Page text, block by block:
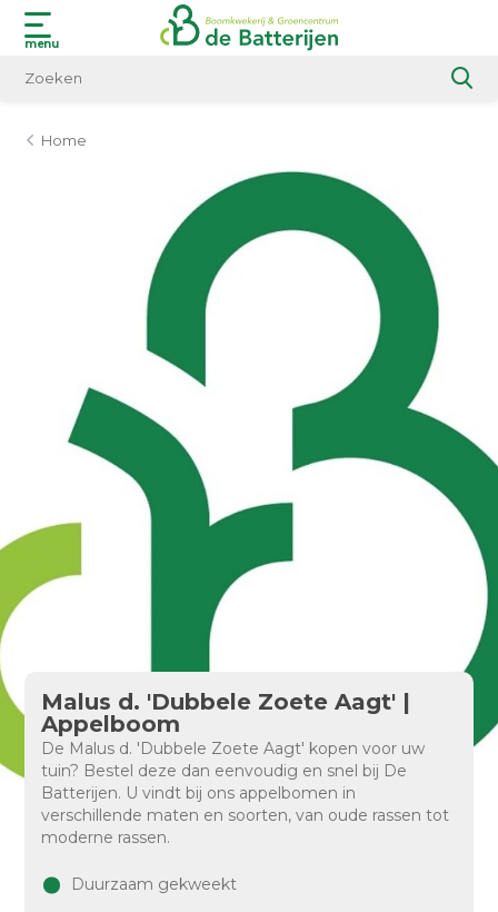
menu
Home
Malus d. 'Dubbele Zoete Aagt' |
Appelboom
De Malus d. 'Dubbele Zoete Aagt' kopen voor uw
tuin? Bestel deze dan eenvoudig en snel bij De
Batterijen. U vindt bij ons appelbomen in
verschillende maten en soorten, van oude rassen tot
moderne rassen.
Duurzaam gekweekt